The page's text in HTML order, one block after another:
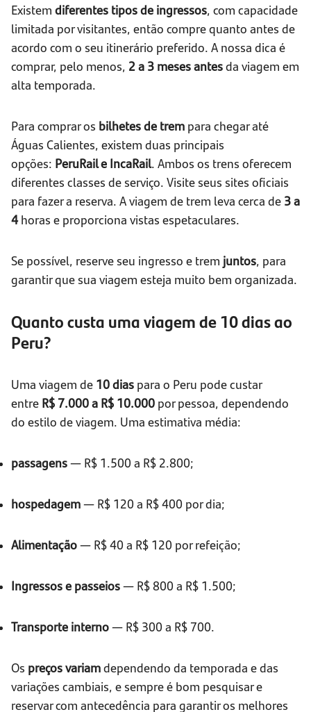
Existem diferentes tipos de ingressos, com capacidade
limitada por visitantes, então compre quanto antes de
acordo com o seu itinerário preferido. A nossa dica é
comprar, pelo menos, 2 a 3 meses antesda viagem em
alta temporada.
Para comprar os bilhetes de trem para chegar até
Águas Calientes, existem duas principais
opções: PeruRail e IncaRail. Ambos os trens oferecem
diferentes classes de serviço. Visite seus sites oficiais
para fazer a reserva. A viagem de trem leva cerca de 3 a
4horas e proporciona vistas espetaculares.
Se possível, reserve seu ingresso e trem juntos, para
garantir que sua viagem esteja muito bem organizada.
Quanto custa uma viagem de 10 dias ao
Peru?
Uma viagem de 10 dias para o Peru pode custar
entre R$ 7.000 a R$ 10.000 por pessoa, dependendo
do estilo de viagem. Uma estimativa média:
passagens— R$ 1.500 a R$ 2.800;
hospedagem— R$ 120 a R$ 400 por dia;
Alimentação— R$ 40 a R$ 120 por refeição;
Ingressos e passeios— R$ 800 a R$ 1.500;
Transporte interno— R$ 300 a R$ 700.
Os preços variamdependendo da temporada e das
variações cambiais, e sempre é bom pesquisar e
reservar com antecedência para garantir os melhores